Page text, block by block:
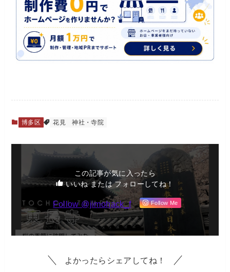
博多区 花見 神社・寺院
この記事が気に入ったら
いいね または フォローしてね！
Follow @jimohack_f Follow Me
よかったらシェアしてね！